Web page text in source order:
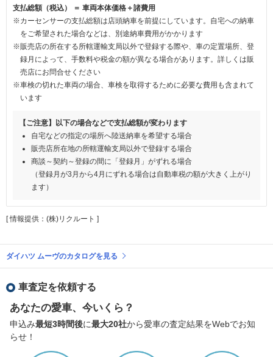
支払総額（税込） ＝ 車両本体価格＋諸費用
※カーセンサーの支払総額は店頭納車を前提にしています。自宅への納車
をご希望された場合などは、別途納車費用がかかります
※販売店の所在する所轄運輸支局以外で登録する際や、車の定置場所、登
録月によって、手数料や税金の額が異なる場合があります。詳しくは販
売店にお問合せください
※車検の切れた車両の場合、車検を取得するために必要な費用も含まれて
います
【ご注意】以下の場合などで支払総額が変わります
自宅などの指定の場所へ陸送納車を希望する場合
販売店所在地の所轄運輸支局以外で登録する場合
商談～契約～登録の間に「登録月」がずれる場合
（登録月が3月から4月にずれる場合は自動車税の額が大きく上がり
ます）
[ 情報提供：(株)リクルート ]
ダイハツ ムーヴのカタログを見る
車査定を依頼する
あなたの愛車、今いくら？
申込み最短3時間後に最大20社から愛車の査定結果をWebでお知
らせ！